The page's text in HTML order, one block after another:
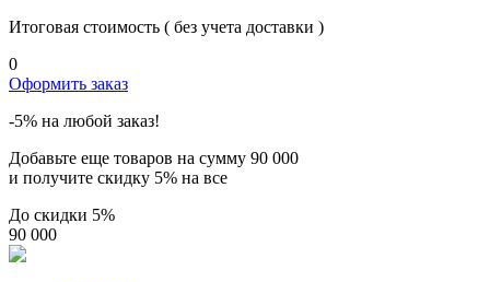
Итоговая стоимость ( без учета доставки )
0
Оформить заказ
-5% на любой заказ!
Добавьте еще товаров на сумму 90 000
и получите скидку 5% на все
До скидки 5%
90 000